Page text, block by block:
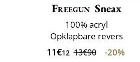
Freegun Sneax
100% acryl
Opklapbare revers
11€12 13€90 -20%